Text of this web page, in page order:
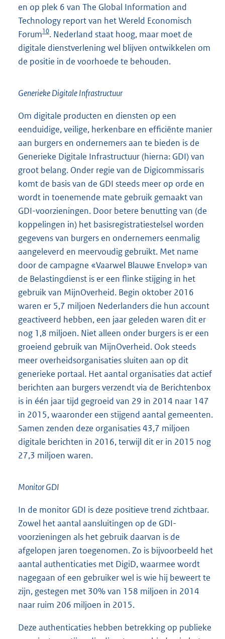
en op plek 6 van The Global Information and
Technology report van het Wereld Economisch
Forum10. Nederland staat hoog, maar moet de
digitale dienstverlening wel blijven ontwikkelen om
de positie in de voorhoede te behouden.
Generieke Digitale Infrastructuur
Om digitale producten en diensten op een
eenduidige, veilige, herkenbare en efficiënte manier
aan burgers en ondernemers aan te bieden is de
Generieke Digitale Infrastructuur (hierna: GDI) van
groot belang. Onder regie van de Digicommissaris
komt de basis van de GDI steeds meer op orde en
wordt in toenemende mate gebruik gemaakt van
GDI-voorzieningen. Door betere benutting van (de
koppelingen in) het basisregistratiestelsel worden
gegevens van burgers en ondernemers eenmalig
aangeleverd en meervoudig gebruikt. Met name
door de campagne «Vaarwel Blauwe Envelop» van
de Belastingdienst is er een flinke stijging in het
gebruik van MijnOverheid. Begin oktober 2016
waren er 5,7 miljoen Nederlanders die hun account
geactiveerd hebben, een jaar geleden waren dit er
nog 1,8 miljoen. Niet alleen onder burgers is er een
groeiend gebruik van MijnOverheid. Ook steeds
meer overheidsorganisaties sluiten aan op dit
generieke portaal. Het aantal organisaties dat actief
berichten aan burgers verzendt via de Berichtenbox
is in één jaar tijd gegroeid van 29 in 2014 naar 147
in 2015, waaronder een stijgend aantal gemeenten.
Samen zenden deze organisaties 43,7 miljoen
digitale berichten in 2016, terwijl dit er in 2015 nog
27,3 miljoen waren.
Monitor GDI
In de monitor GDI is deze positieve trend zichtbaar.
Zowel het aantal aansluitingen op de GDI-
voorzieningen als het gebruik daarvan is de
afgelopen jaren toegenomen. Zo is bijvoorbeeld het
aantal authenticaties met DigiD, waarmee wordt
nagegaan of een gebruiker wel is wie hij beweert te
zijn, gestegen met 30% van 158 miljoen in 2014
naar ruim 206 miljoen in 2015.
Deze authenticaties hebben betrekking op publieke